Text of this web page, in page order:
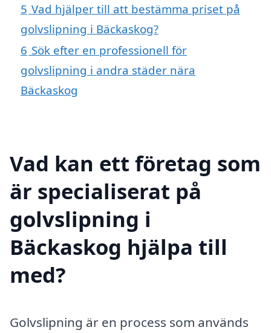
5 Vad hjälper till att bestämma priset på
golvslipning i Bäckaskog?
6 Sök efter en professionell för
golvslipning i andra städer nära
Bäckaskog
Vad kan ett företag som
är specialiserat på
golvslipning i
Bäckaskog hjälpa till
med?
Golvslipning är en process som används